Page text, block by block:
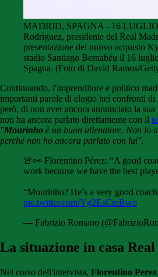
MADRID, SPAGNA - 16
Rodriguez, presidente del Real
presentazione del nuovo acquisto
stadio Santiago Bernabéu il 16
Spagna. (Foto di David Ramos/
Continuando, l'imprenditore e politico
importanti parole di elogio nei confronti di
però, di non aver ancora annunciato la
non ha ancora parlato direttamente con il
"Mourinho è un buon allenatore. Non lo
perché non ho ancora parlato con lui".
🚨👀 Florentino Pérez: “A good
work because we have the best
“Mourinho? He’s a very good
pic.twitter.com/Yg2EsCmBwo
— Fabrizio Romano
La situazione in casa Real
Nel corso dell'intervista, Florentino Perez